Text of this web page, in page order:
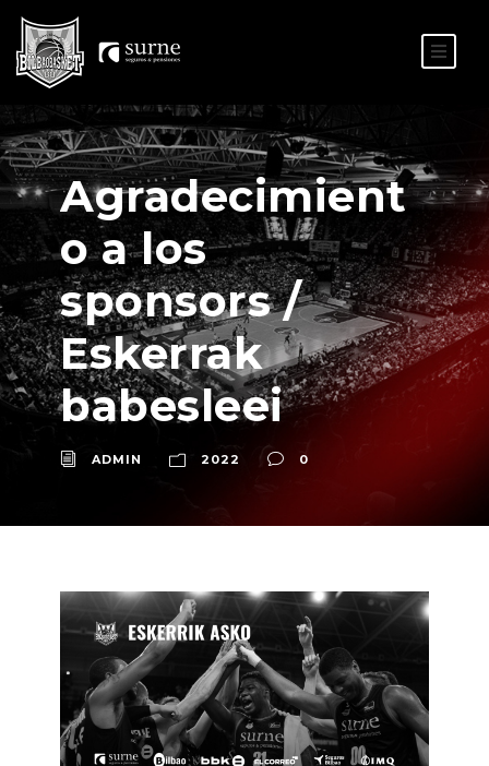
Agradecimient
o a los
sponsors /
Eskerrak
babesleei
ADMIN 2022 0